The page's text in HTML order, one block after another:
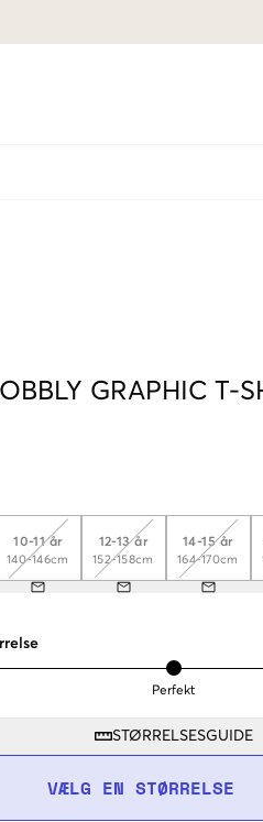
GRAPHIC T-
10-11 år
140-146cm
12-13 år
152-158cm
14-15 år
164-170cm
Perfekt
STØRRELSESGUIDE
VÆLG EN STØRRELSE